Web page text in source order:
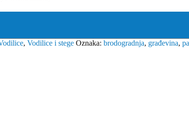
, Vodilice i stege Oznaka: brodogradnja, građevina,